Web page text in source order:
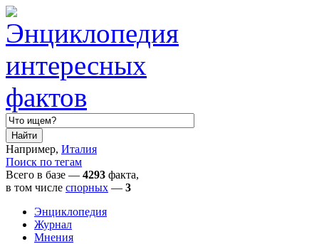
Например, Италия
Поиск по тегам
Всего в базе — 4293 факта,
в том числе спорных — 3
Энциклопедия
Журнал
Мнения